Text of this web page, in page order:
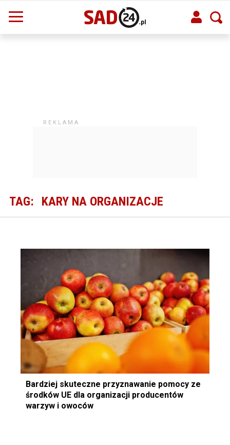
TAG: KARY NA ORGANIZACJE
Bardziej skuteczne przyznawanie pomocy ze
środków UE dla organizacji producentów
warzyw i owoców